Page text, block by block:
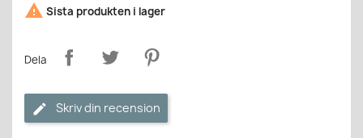
 Sista produkten i lager
Dela
Skriv din recension